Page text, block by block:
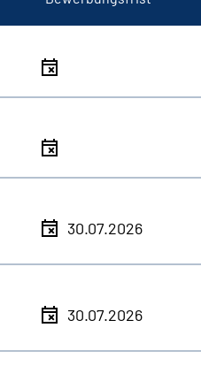
30.07.2026
30.07.2026